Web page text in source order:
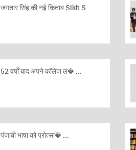
जगतार सिंह की नई किताब Sikh S ...
52 वर्षों बाद अपने कॉलेज ल� ...
पंजाबी भाषा को प्रोत्सा� ...